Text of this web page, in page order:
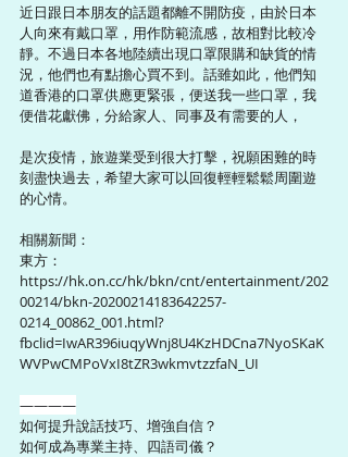
近日跟日本朋友的話題都離不開防疫，由於日本
人向來有戴口罩，用作防範流感，故相對比較冷
靜。不過日本各地陸續出現口罩限購和缺貨的情
況，他們也有點擔心買不到。話雖如此，他們知
道香港的口罩供應更緊張，便送我一些口罩，我
便借花獻佛，分給家人、同事及有需要的人，
是次疫情，旅遊業受到很大打擊，祝願困難的時
刻盡快過去，希望大家可以回復輕輕鬆鬆周圍遊
的心情。
相關新聞：
東方：
https://hk.on.cc/hk/bkn/cnt/entertainment/202
00214/bkn-20200214183642257-
0214_00862_001.html?
fbclid=IwAR396iuqyWnj8U4KzHDCna7NyoSKaK
WVPwCMPoVxI8tZR3wkmvtzzfaN_UI
————
如何提升說話技巧、增強自信？
如何成為專業主持、四語司儀？